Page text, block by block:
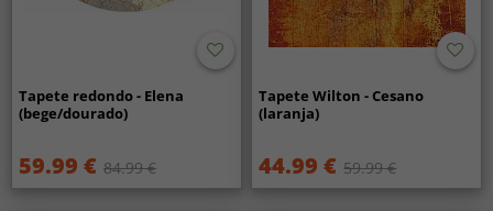
Tapete redondo - Elena
(bege/dourado)
59.99 € 84.99 €
Tapete Wilton - Cesano
(laranja)
44.99 € 59.99 €